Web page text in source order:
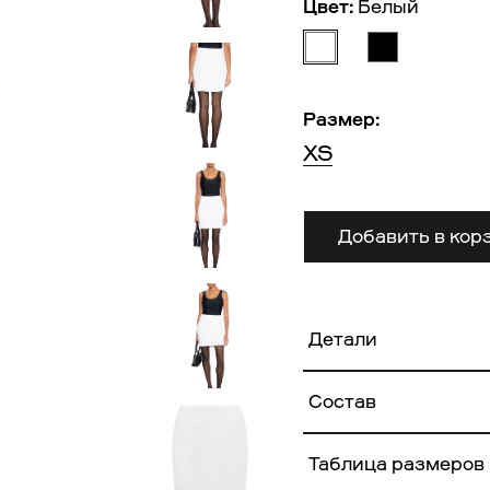
Цвет: Белый
Размер:
XS
Добавить в
Детали
Состав
100% Полиэстер
Таблица размеров